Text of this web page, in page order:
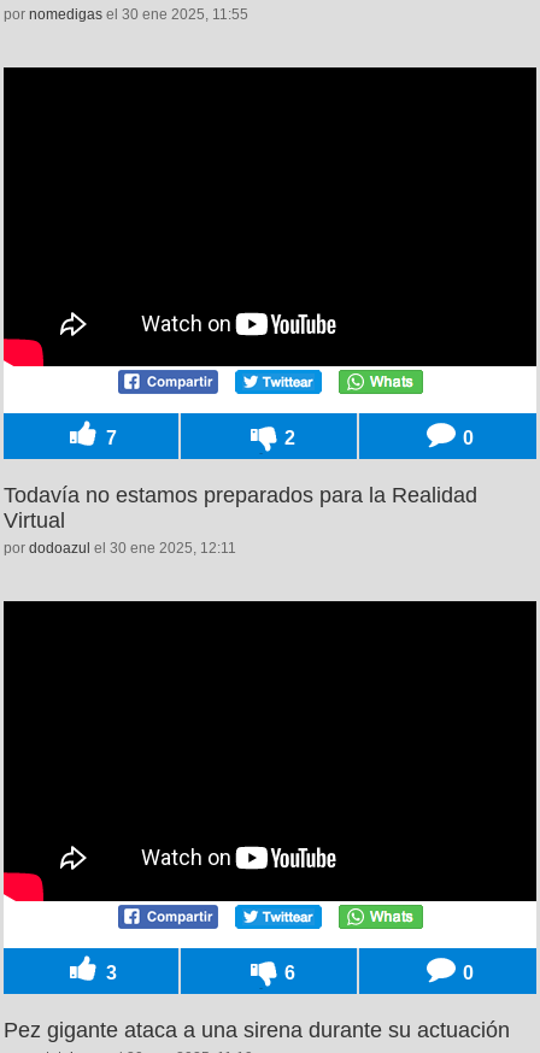
por nomedigas el 30 ene 2025, 11:55
7 2 0
Todavía no estamos preparados para la Realidad
Virtual
por dodoazul el 30 ene 2025, 12:11
3 6 0
Pez gigante ataca a una sirena durante su actuación